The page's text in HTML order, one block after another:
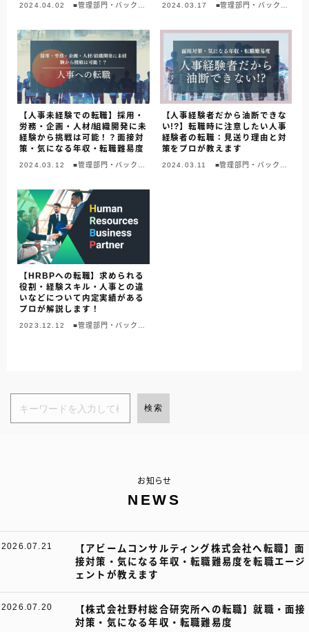
2024.04.02
■管理部門・バックオ
2024.03.17
■管理部門・バックオ
【人事未経験での転職】採用・
労務・企画・人材/組織開発に未
経験から挑戦は可能！？面接対
策・気になる年収・転職難易度
2024.03.12
■管理部門・バックオ
【人事経験者だから油断できな
い!?】転職時に注意したい人事
経験者の転職：見送り理由と対
策をプロが教えます
2024.03.11
■管理部門・バックオ
【HRBPへの転職】求められる
役割・経験スキル・人事との違
いなどについて内定実績がある
プロが解説します！
2023.12.12
■管理部門・バックオ
検索
お知らせ
NEWS
【アビームコンサルティング株式会社へ転職】面
接対策・気になる年収・転職難易度を転職エージ
ェントが教えます
2026.07.21
【株式会社野村総合研究所への転職】就職・面接
対策・気になる年収・転職難易度
2026.07.20